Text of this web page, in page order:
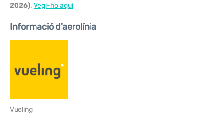
2026). Vegi-ho aquí
Informació d'aerolínia
Vueling